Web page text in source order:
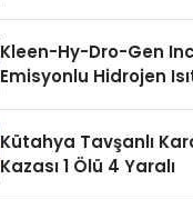
Kleen-Hy-Dro-Gen
Emisyonlu Hidrojen
Kütahya Tavşanlı
Kazası 1 Ölü 4 Yaralı